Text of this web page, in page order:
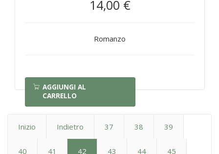
14,00 €
Romanzo
AGGIUNGI AL
CARRELLO
Inizio Indietro 37 38 39
40 41 42 43 44 45